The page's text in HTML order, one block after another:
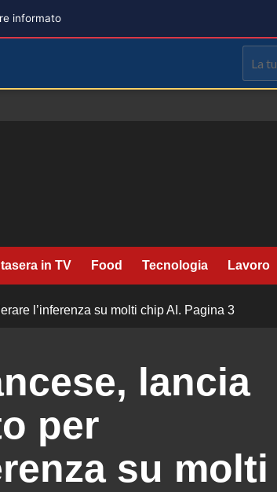
in TV Food Tecnologia Lavoro
l’inferenza su molti chip AI. Pagina 3
lancia
per
su molti
informato